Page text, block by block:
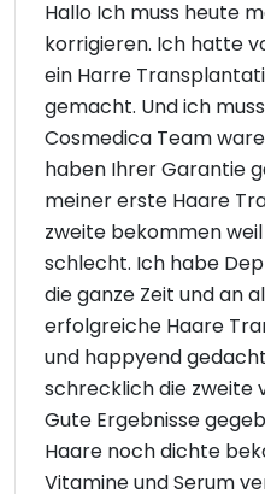
Hallo Ich muss heute
korrigieren. Ich hatte
ein Harre
gemacht. Und ich
Cosmedica Team
haben Ihrer Garantie
meiner erste Haare
zweite bekommen
schlecht. Ich habe
die ganze Zeit und an
erfolgreiche Haare
und happyend
schrecklich die zweite
Gute Ergebnisse
Haare noch dichte
Vitamine und Serum